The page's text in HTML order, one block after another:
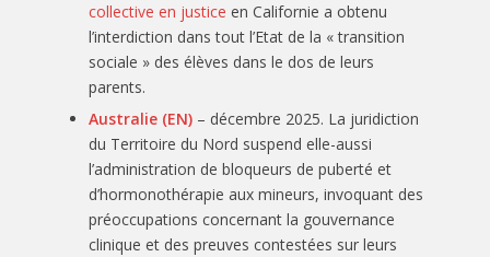
collective en justice en Californie a obtenu
l’interdiction dans tout l’Etat de la « transition
sociale » des élèves dans le dos de leurs
parents.
Australie (EN) – décembre 2025. La juridiction
du Territoire du Nord suspend elle-aussi
l’administration de bloqueurs de puberté et
d’hormonothérapie aux mineurs, invoquant des
préoccupations concernant la gouvernance
clinique et des preuves contestées sur leurs